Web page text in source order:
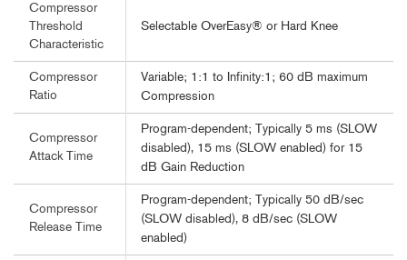
Compressor
Threshold
Characteristic
Selectable OverEasy® or Hard Knee
Compressor
Ratio
Variable; 1:1 to Infinity:1; 60 dB maximum
Compression
Compressor
Attack Time
Program-dependent; Typically 5 ms (SLOW
disabled), 15 ms (SLOW enabled) for 15
dB Gain Reduction
Compressor
Release Time
Program-dependent; Typically 50 dB/sec
(SLOW disabled), 8 dB/sec (SLOW
enabled)